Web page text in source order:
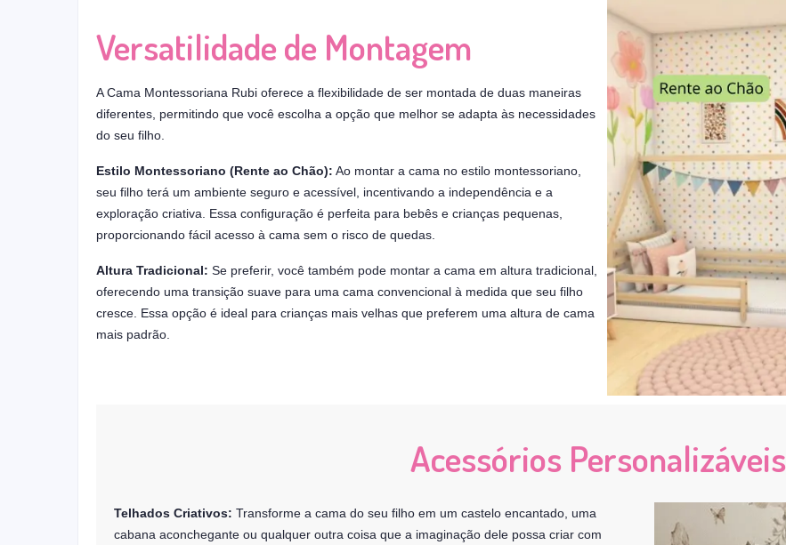
Versatilidade de Montagem
A Cama Montessoriana Rubi oferece a flexibilidade de ser montada de duas maneiras
diferentes, permitindo que você escolha a opção que melhor se adapta às necessidades
do seu filho.
Estilo Montessoriano (Rente ao Chão): Ao montar a cama no estilo montessoriano,
seu filho terá um ambiente seguro e acessível, incentivando a independência e a
exploração criativa. Essa configuração é perfeita para bebês e crianças pequenas,
proporcionando fácil acesso à cama sem o risco de quedas.
Altura Tradicional: Se preferir, você também pode montar a cama em altura tradicional,
oferecendo uma transição suave para uma cama convencional à medida que seu filho
cresce. Essa opção é ideal para crianças mais velhas que preferem uma altura de cama
mais padrão.
Acessórios Personalizáveis
Telhados Criativos: Transforme a cama do seu filho em um castelo encantado, uma
cabana aconchegante ou qualquer outra coisa que a imaginação dele possa criar com